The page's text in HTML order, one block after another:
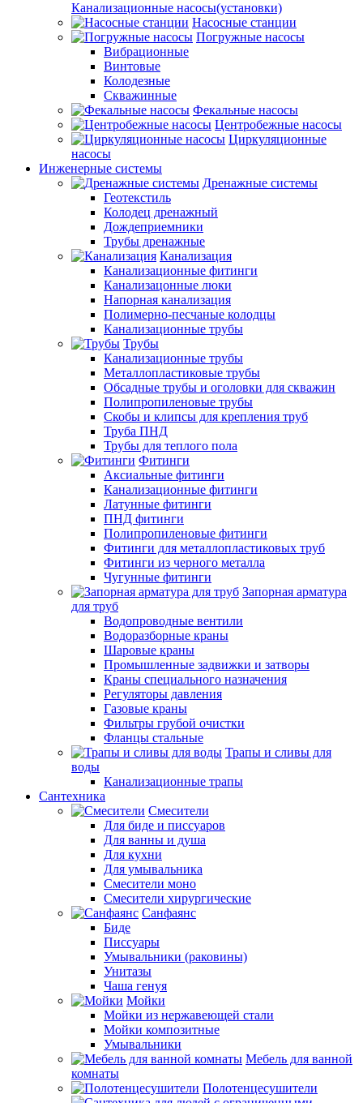
Канализационные насосы(установки)
Насосные станции
Погружные насосы
Вибрационные
Винтовые
Колодезные
Скважинные
Фекальные насосы
Центробежные насосы
Циркуляционные
насосы
Инженерные системы
Дренажные системы
Геотекстиль
Колодец дренажный
Дождеприемники
Трубы дренажные
Канализация
Канализационные фитинги
Канализацонные люки
Напорная канализация
Полимерно-песчаные колодцы
Канализационные трубы
Трубы
Канализационные трубы
Металлопластиковые трубы
Обсадные трубы и оголовки для скважин
Полипропиленовые трубы
Скобы и клипсы для крепления труб
Труба ПНД
Трубы для теплого пола
Фитинги
Аксиальные фитинги
Канализационные фитинги
Латунные фитинги
ПНД фитинги
Полипропиленовые фитинги
Фитинги для металлопластиковых труб
Фитинги из черного металла
Чугунные фитинги
Запорная арматура
для труб
Водопроводные вентили
Водоразборные краны
Шаровые краны
Промышленные задвижки и затворы
Краны специального назначения
Регуляторы давления
Газовые краны
Фильтры грубой очистки
Фланцы стальные
Трапы и сливы для
воды
Канализационные трапы
Сантехника
Смесители
Для биде и писсуаров
Для ванны и душа
Для кухни
Для умывальника
Смесители моно
Смесители хирургические
Санфаянс
Биде
Писсуары
Умывальники (раковины)
Унитазы
Чаша генуя
Мойки
Мойки из нержавеющей стали
Мойки композитные
Умывальники
Мебель для ванной
комнаты
Полотенцесушители